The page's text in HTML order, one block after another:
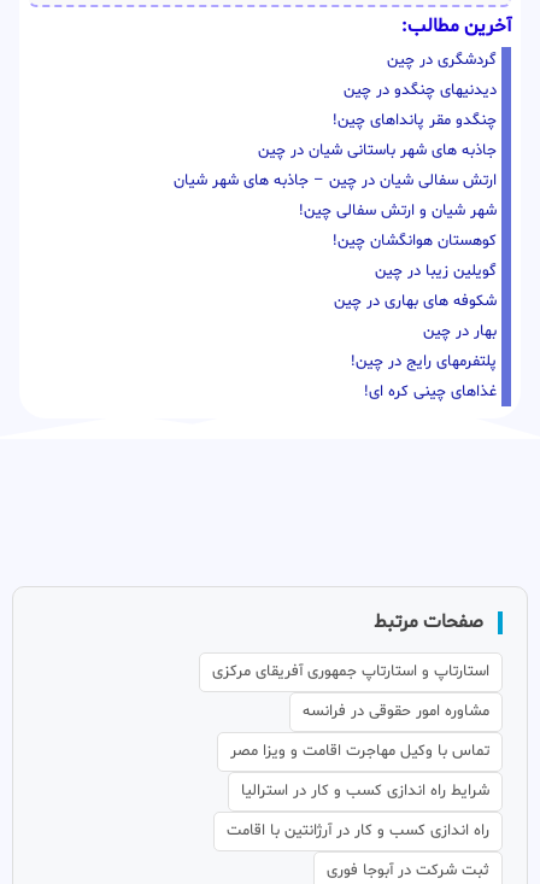
آخرین مطالب:
گردشگری در چین
دیدنیهای چنگدو در چین
چنگدو مقر پانداهای چین!
جاذبه های شهر باستانی شیان در چین
ارتش سفالی شیان در چین – جاذبه های شهر شیان
شهر شیان و ارتش سفالی چین!
کوهستان هوانگشان چین!
گویلین زیبا در چین
شکوفه های بهاری در چین
بهار در چین
پلتفرمهای رایج در چین!
غذاهای چینی کره ای!
صفحات مرتبط
استارتاپ و استارتاپ جمهوری آفریقای مرکزی
مشاوره امور حقوقی در فرانسه
تماس با وکیل مهاجرت اقامت و ویزا مصر
شرایط راه اندازی کسب و کار در استرالیا
راه اندازی کسب و کار در آرژانتین با اقامت
ثبت شرکت در آبوجا فوری